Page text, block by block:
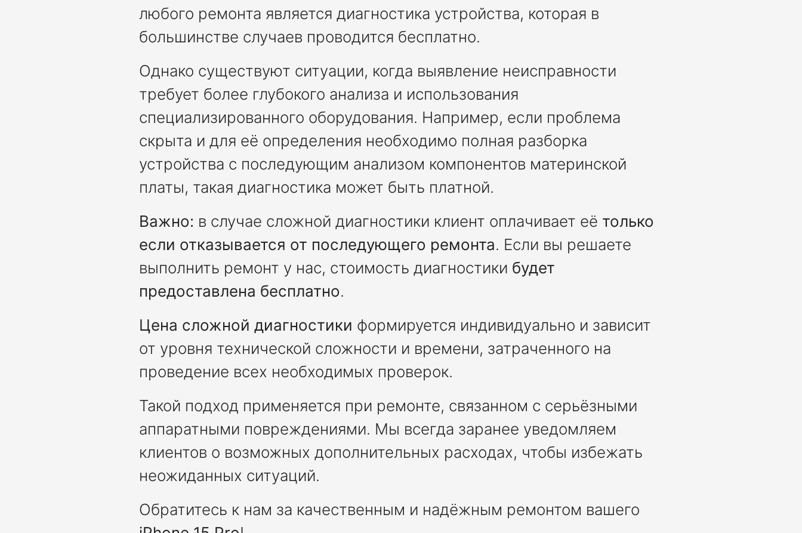
любого ремонта является диагностика устройства, которая в
большинстве случаев проводится бесплатно.
Однако существуют ситуации, когда выявление неисправности
требует более глубокого анализа и использования
специализированного оборудования. Например, если проблема
скрыта и для её определения необходимо полная разборка
устройства с последующим анализом компонентов материнской
платы, такая диагностика может быть платной.
Важно: в случае сложной диагностики клиент оплачивает её только
если отказывается от последующего ремонта. Если вы решаете
выполнить ремонт у нас, стоимость диагностики будет
предоставлена бесплатно.
Цена сложной диагностики формируется индивидуально и зависит
от уровня технической сложности и времени, затраченного на
проведение всех необходимых проверок.
Такой подход применяется при ремонте, связанном с серьёзными
аппаратными повреждениями. Мы всегда заранее уведомляем
клиентов о возможных дополнительных расходах, чтобы избежать
неожиданных ситуаций.
Обратитесь к нам за качественным и надёжным ремонтом вашего